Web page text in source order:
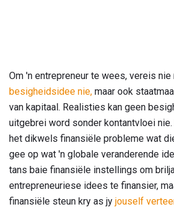
Om 'n entrepreneur te wees, vereis nie
besigheidsidee nie, maar ook
van kapitaal. Realisties kan geen
uitgebrei word sonder kontantvloei
het dikwels finansiële probleme wat
gee op wat 'n globale veranderende
tans baie finansiële instellings om
entrepreneuriese idees te finansier,
finansiële steun kry as jy jouself